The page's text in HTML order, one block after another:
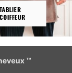
TABLIER
COIFFEUR
™